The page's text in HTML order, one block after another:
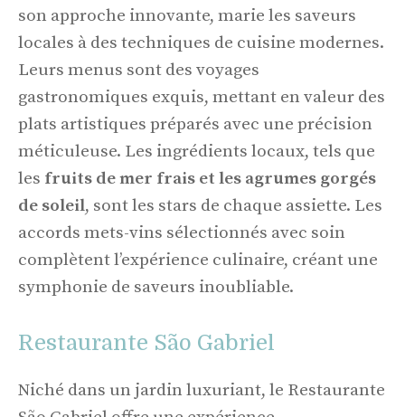
son approche innovante, marie les saveurs
locales à des techniques de cuisine modernes.
Leurs menus sont des voyages
gastronomiques exquis, mettant en valeur des
plats artistiques préparés avec une précision
méticuleuse. Les ingrédients locaux, tels que
les fruits de mer frais et les agrumes gorgés
de soleil, sont les stars de chaque assiette. Les
accords mets-vins sélectionnés avec soin
complètent l’expérience culinaire, créant une
symphonie de saveurs inoubliable.
Restaurante São Gabriel
Niché dans un jardin luxuriant, le Restaurante